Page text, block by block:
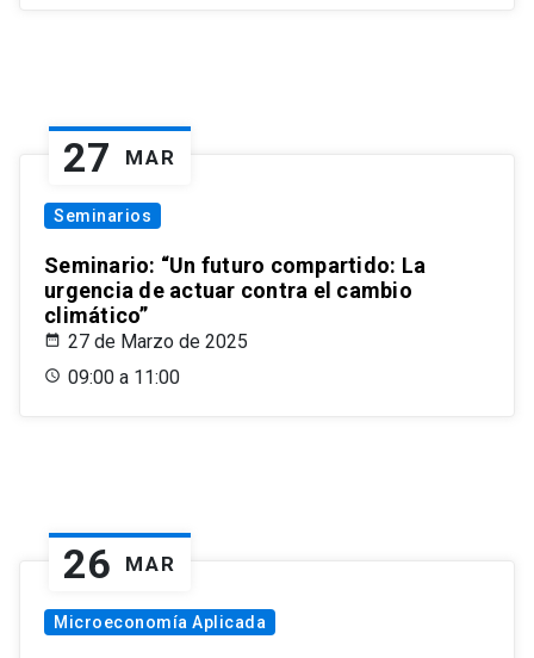
27 MAR
Seminarios
Seminario: “Un futuro compartido: La
urgencia de actuar contra el cambio
climático”
27 de Marzo de 2025
09:00 a 11:00
26 MAR
Microeconomía Aplicada